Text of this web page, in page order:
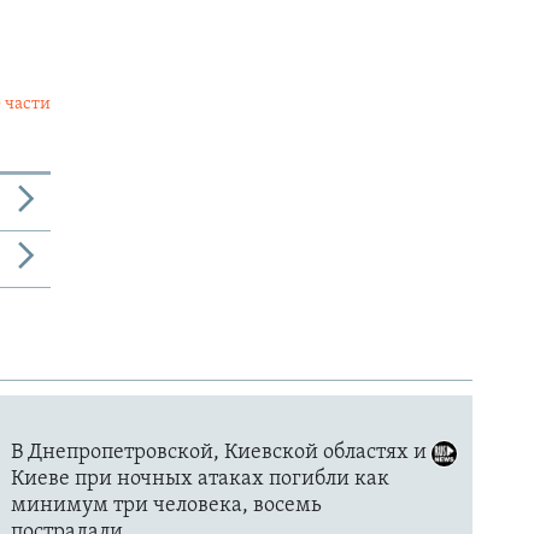
части